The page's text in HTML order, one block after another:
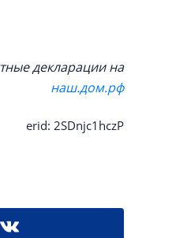
декларации на
наш.дом.рф
erid: 2SDnjc1hczP